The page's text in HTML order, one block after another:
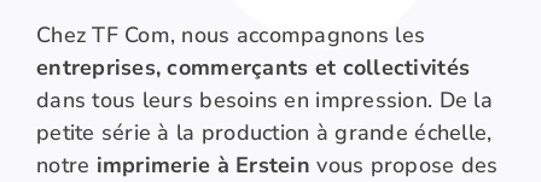
Chez TF Com, nous accompagnons les
entreprises, commerçants et collectivités
dans tous leurs besoins en impression. De la
petite série à la production à grande échelle,
notre imprimerie à Erstein vous propose des